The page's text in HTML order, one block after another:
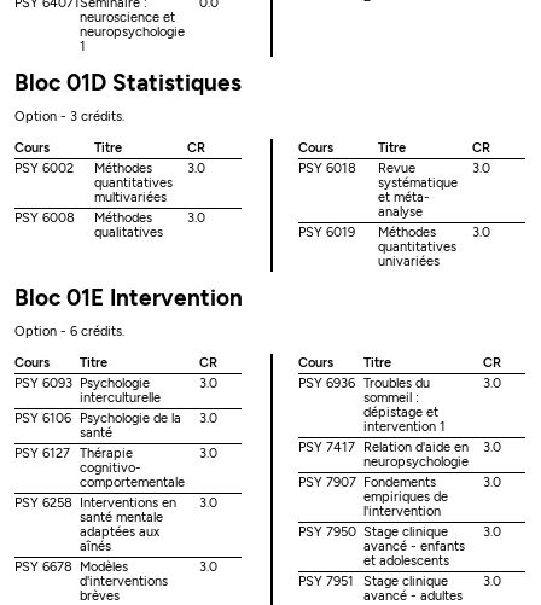
neuroscience et
neuropsychologie
1
Bloc 01D Statistiques
Option - 3 crédits.
Cours
Titre
CR
PSY 6002
Méthodes
quantitatives
multivariées
3.0
PSY 6008
Méthodes
qualitatives
3.0
Cours Titre
CR
PSY 6018
Revue
systématique
et méta-
analyse
3.0
PSY 6019
Méthodes
quantitatives
univariées
3.0
Bloc 01E Intervention
Option - 6 crédits.
Cours
Titre
CR
PSY 6093 Psychologie
interculturelle
3.0
PSY 6106
Psychologie de la
santé
3.0
PSY 6127
Thérapie
cognitivo-
comportementale
3.0
PSY 6258 Interventions en
santé mentale
adaptées aux
aînés
3.0
PSY 6678 Modèles
d'interventions
brèves
3.0
Cours Titre
CR
PSY 6936 Troubles du
sommeil :
dépistage et
intervention 1
3.0
PSY 7417
Relation d'aide en
neuropsychologie
3.0
PSY 7907 Fondements
empiriques de
l'intervention
3.0
PSY 7950 Stage clinique
avancé - enfants
et adolescents
3.0
PSY 7951
Stage clinique
avancé - adultes
3.0